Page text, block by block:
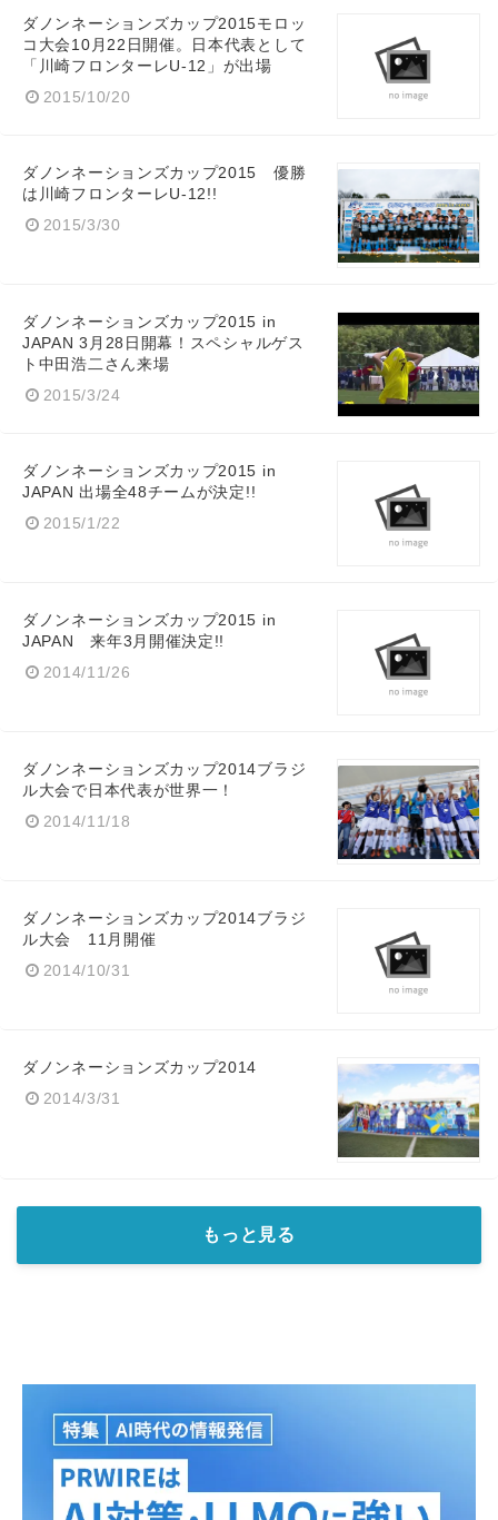
ダノンネーションズカップ2015モロッ
コ大会10月22日開催。日本代表として
「川崎フロンターレU-12」が出場
2015/10/20
ダノンネーションズカップ2015 優勝
は川崎フロンターレU-12!!
2015/3/30
ダノンネーションズカップ2015 in
JAPAN 3月28日開幕！スペシャルゲス
ト中田浩二さん来場
2015/3/24
ダノンネーションズカップ2015 in
JAPAN 出場全48チームが決定!!
2015/1/22
ダノンネーションズカップ2015 in
JAPAN 来年3月開催決定!!
2014/11/26
ダノンネーションズカップ2014ブラジ
ル大会で日本代表が世界一！
2014/11/18
ダノンネーションズカップ2014ブラジ
ル大会 11月開催
2014/10/31
ダノンネーションズカップ2014
2014/3/31
もっと見る